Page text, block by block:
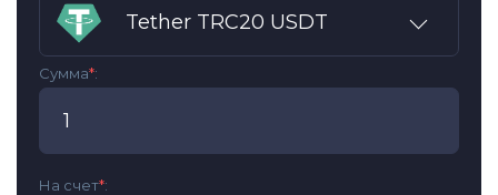
Tether TRC20 USDT
Сумма*:
На счет*: